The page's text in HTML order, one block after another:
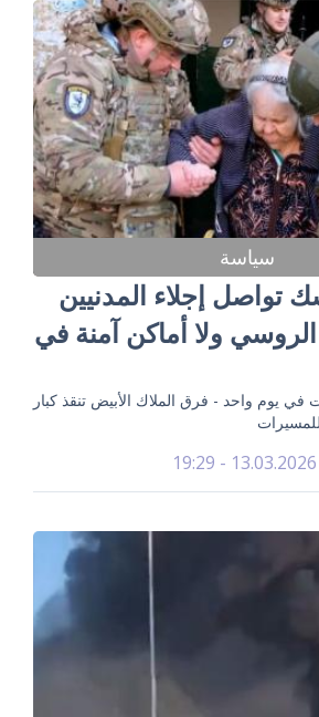
سياسة
تواصل إجلاء المدنيين
ولا أماكن آمنة في
في يوم واحد - فرق الملاك الأبيض تنقذ كبار
13.03.2026 - 19:29